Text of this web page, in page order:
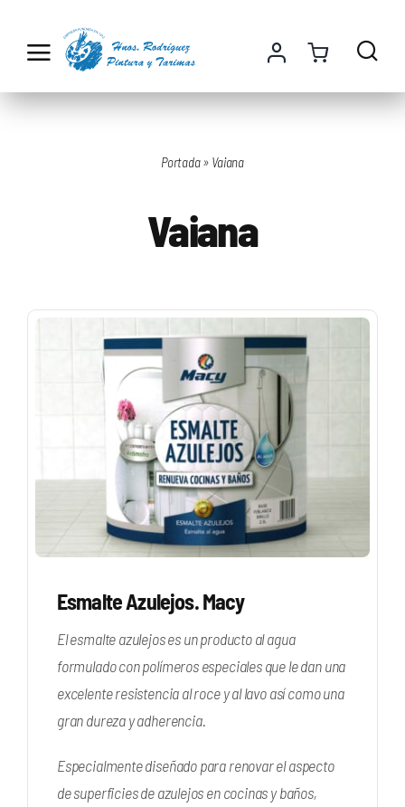
contenido
Portada» Vaiana
Vaiana
Esmalte Azulejos. Macy
El esmalte azulejos es un producto al agua
formulado con polímeros especiales que le dan una
excelente resistencia al roce y al lavo así como una
gran dureza y adherencia.
Especialmente diseñado para renovar el aspecto
de superficies de azulejos en cocinas y baños,